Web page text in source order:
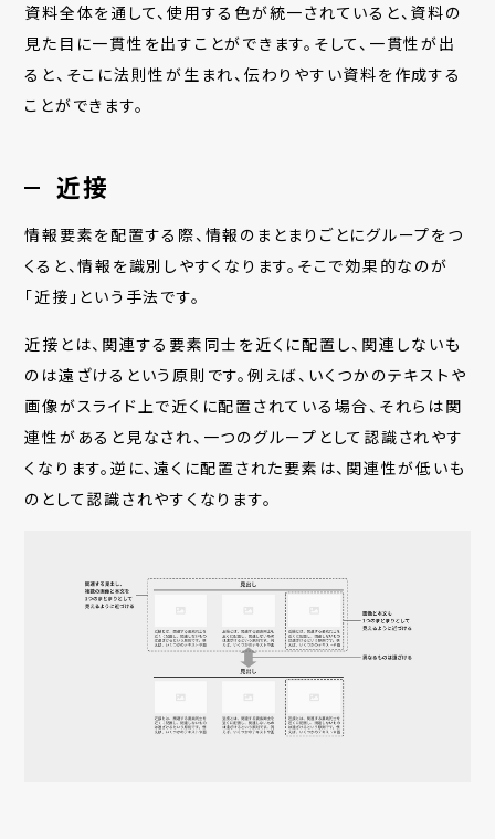
資料全体を通して、使用する色が統一されていると、資料の
見た目に一貫性を出すことができます。そして、一貫性が出
ると、そこに法則性が生まれ、伝わりやすい資料を作成する
ことができます。
近接
情報要素を配置する際、情報のまとまりごとにグループをつ
くると、情報を識別しやすくなります。そこで効果的なのが
「近接」という手法です。
近接とは、関連する要素同士を近くに配置し、関連しないも
のは遠ざけるという原則です。例えば、いくつかのテキストや
画像がスライド上で近くに配置されている場合、それらは関
連性があると見なされ、一つのグループとして認識されやす
くなります。逆に、遠くに配置された要素は、関連性が低いも
のとして認識されやすくなります。